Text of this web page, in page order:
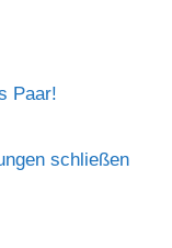
Paar!
schließen